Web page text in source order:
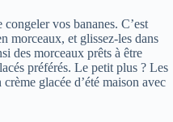
vos bananes. C’est
morceaux, et glissez-les dans
des morceaux prêts à être
préférés. Le petit plus ? Les
glacée d’été maison avec